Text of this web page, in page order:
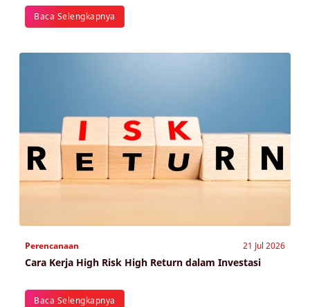
Baca Selengkapnya
Perencanaan 21 Jul 2026
Cara Kerja High Risk High Return dalam Investasi
Baca Selengkapnya